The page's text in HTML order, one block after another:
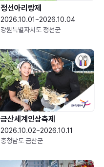
정선아리랑제
2026.10.01~2026.10.04
강원특별자치도 정선군
금산세계인삼축제
2026.10.02~2026.10.11
충청남도 금산군